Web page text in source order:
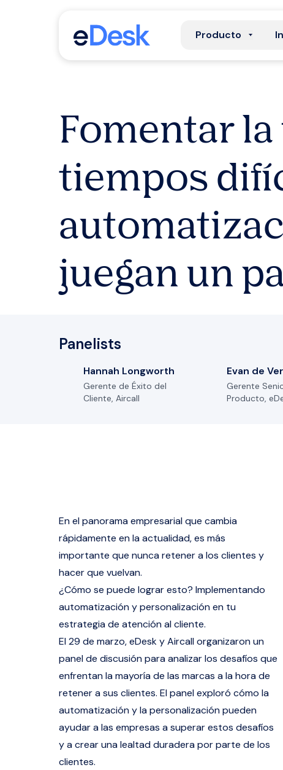
Producto
Fomentar
tiempos
juegan un
Panelists
Hannah Longworth
Gerente de Éxito del
Cliente, Aircall
Evan de
Gerente
Producto,
En el panorama empresarial que cambia
rápidamente en la actualidad, es más
importante que nunca retener a los clientes y
hacer que vuelvan.
¿Cómo se puede lograr esto? Implementando
automatización y personalización en tu
estrategia de atención al cliente.
El 29 de marzo, eDesk yAircallorganizaron un
panel de discusión para analizar los desafíos que
enfrentan la mayoría de las marcas a la hora de
retener a sus clientes. El panel exploró cómo la
automatización y la personalización pueden
ayudar a las empresas a superar estos desafíos
y a crear una lealtad duradera por parte de los
clientes.